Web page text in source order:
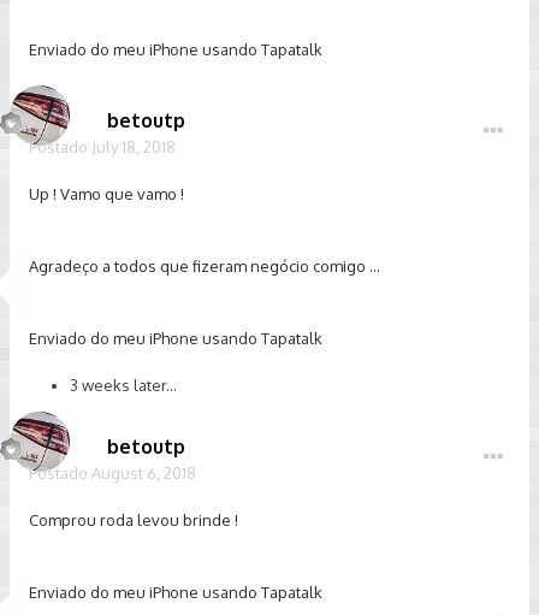
Enviado do meu iPhone usando Tapatalk
betoutp
Postado July 18, 2018
Up ! Vamo que vamo !
Agradeço a todos que fizeram negócio comigo ...
Enviado do meu iPhone usando Tapatalk
3 weeks later...
betoutp
Postado August 6, 2018
Comprou roda levou brinde !
Enviado do meu iPhone usando Tapatalk